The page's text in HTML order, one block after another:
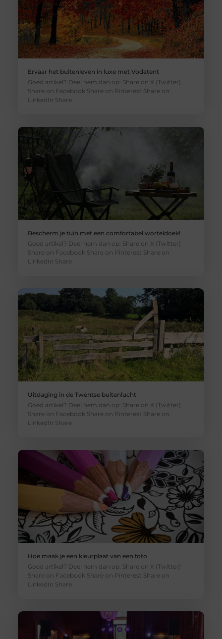
Ervaar het buitenleven in luxe met Vodatent
Goed artikel? Deel hem dan op: Share on X (Twitter)
Share on Facebook Share on Pinterest Share on
LinkedIn Share
Bescherm je tuin met een comfortabel worteldoek!
Goed artikel? Deel hem dan op: Share on X (Twitter)
Share on Facebook Share on Pinterest Share on
LinkedIn Share
Uitdaging in de Twentse buitenlucht
Goed artikel? Deel hem dan op: Share on X (Twitter)
Share on Facebook Share on Pinterest Share on
LinkedIn Share
Hoe maak je een kleurplaat van een foto
Goed artikel? Deel hem dan op: Share on X (Twitter)
Share on Facebook Share on Pinterest Share on
LinkedIn Share